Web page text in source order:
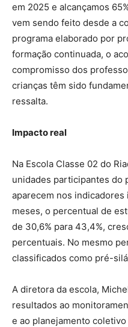
em 2025 e alcançamos
vem sendo feito desde a
programa elaborado por
formação continuada, o
compromisso dos
crianças têm sido
ressalta.
Impacto real
Na Escola Classe 02 do
unidades participantes do
aparecem nos indicadores
meses, o percentual de
de 30,6% para 43,4%,
percentuais. No mesmo
classificados como pré-
A diretora da escola,
resultados ao
e ao planejamento